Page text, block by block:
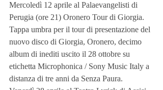
Mercoledì 12 aprile al Palaevangelisti di
Perugia (ore 21) Oronero Tour di Giorgia.
Tappa umbra per il tour di presentazione del
nuovo disco di Giorgia, Oronero, decimo
album di inediti uscito il 28 ottobre su
etichetta Microphonica / Sony Music Italy a
distanza di tre anni da Senza Paura.